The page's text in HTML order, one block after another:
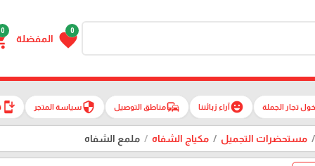
0
favorite المفضلة
0
تجار الجملة emoji_emotionsآراء زبائننا commuteمناطق التوصيل securityسياسة المتجر install_mobile
مستحضرات التجميل مكياج الشفاه ملمع الشفاه